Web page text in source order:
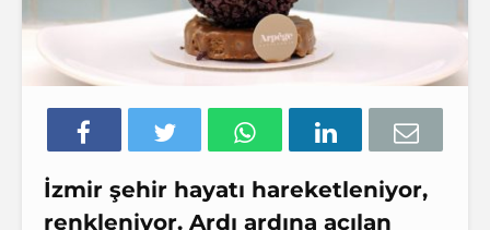
İzmir şehir hayatı hareketleniyor,
renkleniyor. Ardı ardına açılan